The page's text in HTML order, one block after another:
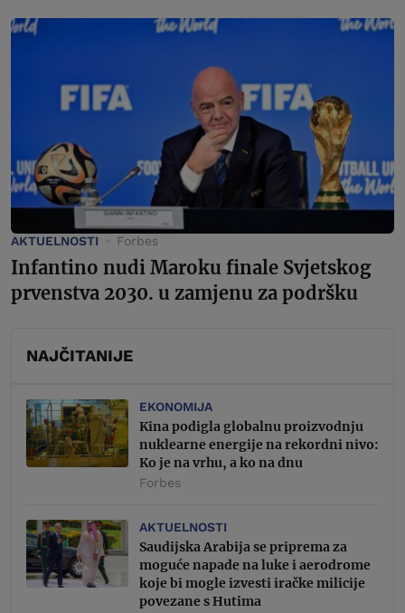
AKTUELNOSTI Forbes
Infantino nudi Maroku finale Svjetskog
prvenstva 2030. u zamjenu za podršku
NAJČITANIJE
EKONOMIJA
Kina podigla globalnu proizvodnju
nuklearne energije na rekordni nivo:
Ko je na vrhu, a ko na dnu
Forbes
AKTUELNOSTI
Saudijska Arabija se priprema za
moguće napade na luke i aerodrome
koje bi mogle izvesti iračke milicije
povezane s Hutima